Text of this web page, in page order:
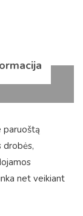
paruoštą
drobės,
net veikiant